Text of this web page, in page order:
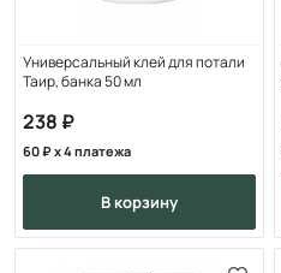
Универсальный клей для потали
Таир, банка 50 мл
238
60 x 4 платежа
в корзину